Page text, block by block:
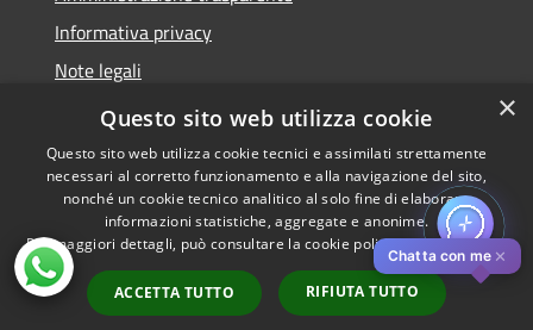
Informativa privacy
Note legali
Dichiarazione di accessibilità
Accessibilità
Privacy
Copyright © 2026 • Comune di
Pistoia • Powered by
Municipium•
Accesso
redazione
Chatta con me ✕
×
Questo sito web utilizza cookie
Questo sito web utilizza cookie tecnici e assimilati strettamente
necessari al corretto funzionamento e alla navigazione del sito,
nonché un cookie tecnico analitico al solo fine di elaborare
informazioni statistiche, aggregate e anonime.
Per maggiori dettagli, può consultare la cookie policy al seguentelink
ACCETTA TUTTO RIFIUTA TUTTO